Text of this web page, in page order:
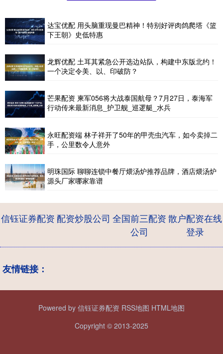
达宝优配 用头脑重现曼巴精神！特别好评肉鸽爬塔《篮
下王朝》史低特惠
龙辉优配 土耳其紧急公开选边站队，构建中东版北约！
一个决定令美、以、印破防？
芒果配资 柬军056将大战泰国航母？7月27日，泰海军
行动传来最新消息_护卫舰_巡逻艇_水兵
永旺配资端 林子祥开了50年的甲壳虫汽车，如今卖掉二
手，公里数令人意外
明珠国际 聊聊连锁中餐厅煨汤炉推荐品牌，酒店煨汤炉
源头厂家哪家靠谱
信钰证券配资配资炒股公司 全国前三配资
公司
散户配资在线
登录
友情链接：
Powered by 信钰证券配资 RSS地图 HTML地图
Copyright © 2013-2025